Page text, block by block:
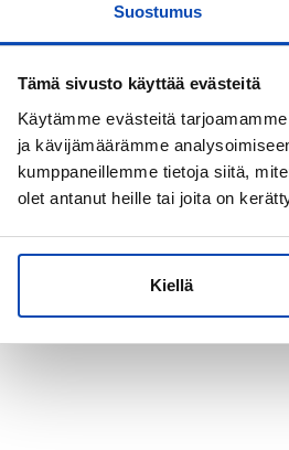
Suostumus
Tämä sivusto käyttää evästeitä
Käytämme evästeitä
ja kävijämäärämme
kumppaneillemme tietoja siitä,
olet antanut heille tai joita on
Kiellä
ostoprosessin puolestasi.
sopii myös
ostoon.